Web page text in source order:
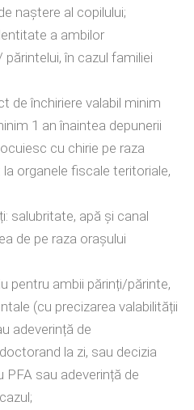
naștere al copilului;
a ambilor
în cazul familiei
de închiriere valabil minim
1 an înaintea depunerii
cu chirie pe raza
organele fiscale teritoriale,
salubritate, apă și canal
de pe raza orașului
pentru ambii părinți/părinte,
(cu precizarea valabilității
adeverință de
la zi, sau decizia
PFA sau adeverință de